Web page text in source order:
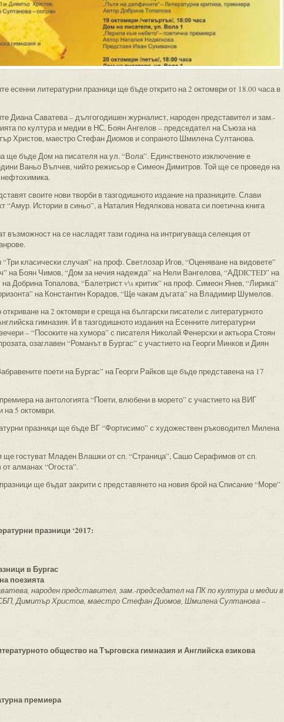
есенни литературни празници ще бъде открито на 2 октомври от 18.00 часа в
Диана Саватева – дългогодишен журналист, народен представител и зам.-
по култура и медии в НС, Боян Ангелов – председател на Съюза на
Христов, маестро Стефан Диомов и сопраното Шмилена Султанова.
ще бъде Дом на писателя на ул. “Вола”. Единственото изключение е
Ваньо Вълчев, чийто режисьор е Симеон Димитров. Той ще се проведе на
своите нови творби в тазгодишното издание на празниците. Слави
“Амур. Истории в синьо”, а Наталия Недялкова новата си поетична книга
възможност на се насладят тази година на интригуваща селекция от
класически случая” на проф. Светлозар Игов, “Оценяване на видовете”
на Боян Чимов, “Дом за нечия надежда” на Нели Вангелова, “АДDICTED” на
Добрина Топалова, “Балетрист v\s критик” на проф. Симеон Янев, “Лирика”
на Константин Корадов, “Ще чакам дъгата” на Владимир Шумелов.
на 2 октомври е среща на български писатели с литературното
гимназия. И в тазгодишното издания на Есенните литературни
– “Посоките на хумора” с писателя Николай Фенерски и актьора Стоян
озаглавен “Романът в Бургас” с участието на Георги Минков и Диян
поети на Бургас” на Георги Райков ще бъде представена на 17
на антологията “Поети, влюбени в морето” с участието на ВИГ
на 5 октомври.
празници ще бъде ВГ “Фортисимо” с художествен ръководител Милена
гостуват Младен Влашки от сп. “Страница”, Сашо Серафимов от сп.
алманах “Огоста”.
ще бъдат закрити с представянето на новия брой на Списание “Море”
празници ‘2017:
в Бургас
поезията
народен представител, зам.-председател на ПК по култура и медии в
Димитър Христов, маестро Стефан Диомов, Шмилена Султанова –
общество на Търговска гимназия и Английска езикова
премиера